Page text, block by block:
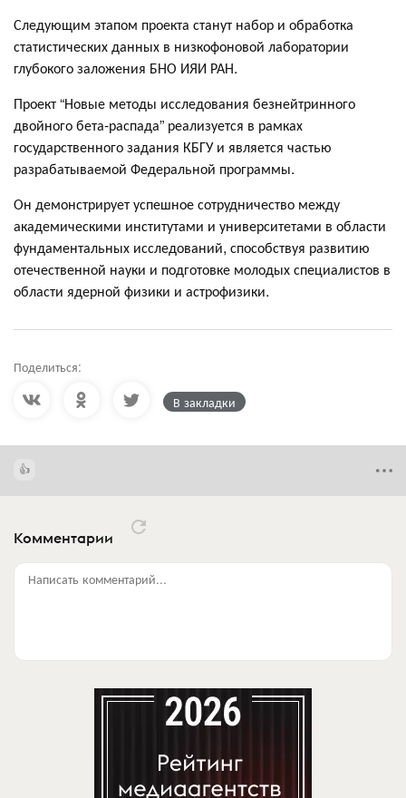
Следующим этапом проекта станут набор и обработка
статистических данных в низкофоновой лаборатории
глубокого заложения БНО ИЯИ РАН.
Проект “Новые методы исследования безнейтринного
двойного бета-распада” реализуется в рамках
государственного задания КБГУ и является частью
разрабатываемой Федеральной программы.
Он демонстрирует успешное сотрудничество между
академическими институтами и университетами в области
фундаментальных исследований, способствуя развитию
отечественной науки и подготовке молодых специалистов в
области ядерной физики и астрофизики.
Поделиться:
В закладки
Комментарии
Написать комментарий...